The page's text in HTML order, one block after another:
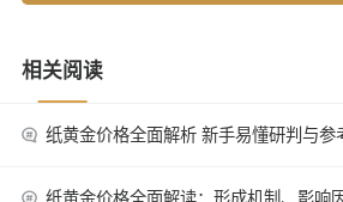
相关阅读
纸黄金价格全面解析 新手易懂研判与参
纸黄金价格全面解读：形成机制、影响